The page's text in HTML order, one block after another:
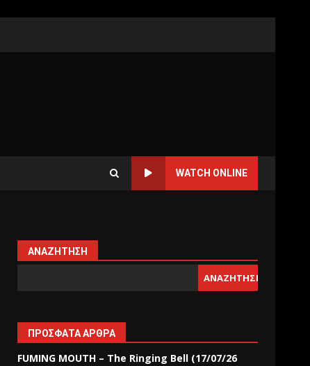
WATCH ONLINE
ΑΝΑΖΉΤΗΣΗ
ΑΝΑΖΉΤΗΣΗ
ΠΡΌΣΦΑΤΑ ΆΡΘΡΑ
FUMING MOUTH – The Ringing Bell (17/07/26